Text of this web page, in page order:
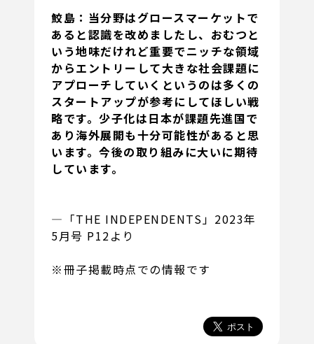
鮫島：当分野はグロースマーケットで
あると認識を改めましたし、おむつと
いう地味だけれど重要でニッチな領域
からエントリーして大きな社会課題に
アプローチしていくというのは多くの
スタートアップが参考にしてほしい戦
略です。少子化は日本が課題先進国で
あり海外展開も十分可能性があると思
います。今後の取り組みに大いに期待
しています。
―「THE INDEPENDENTS」2023年
5月号 P12より
※冊子掲載時点での情報です